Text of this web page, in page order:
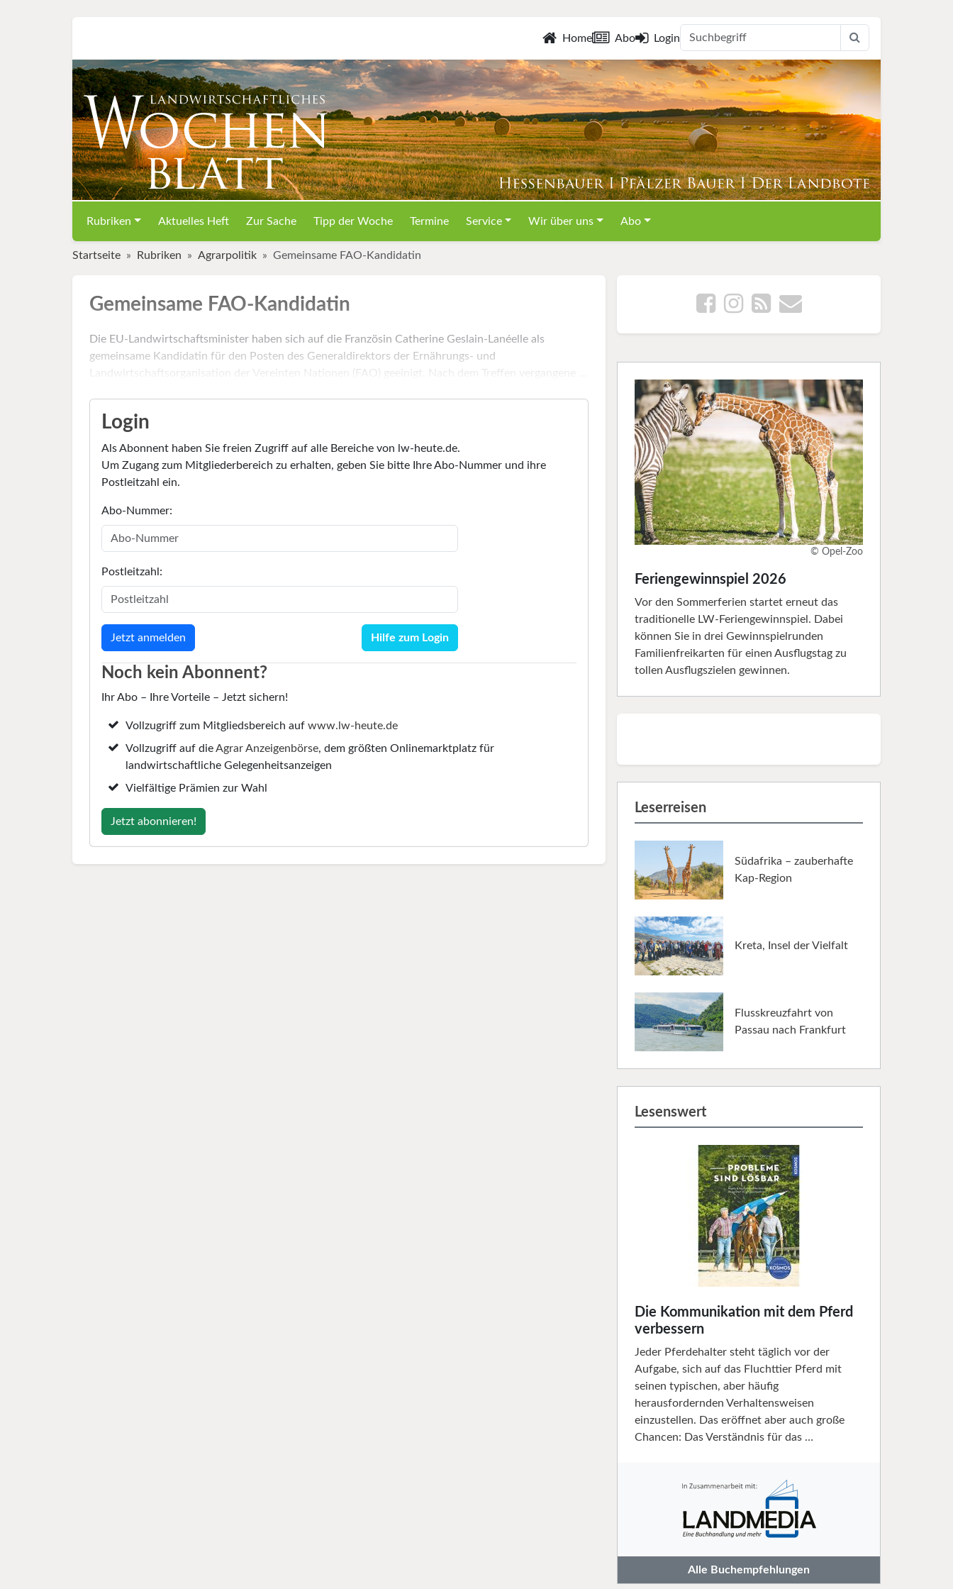
Home Abo Login
Rubriken Aktuelles Heft Zur Sache Tipp der Woche Termine Service Wir über uns Abo
Startseite Rubriken Agrarpolitik Gemeinsame FAO-Kandidatin
Gemeinsame FAO-Kandidatin
Die EU-Landwirtschaftsminister haben sich auf die Französin Catherine Geslain-Lanéelle als
gemeinsame Kandidatin für den Posten des Generaldirektors der Ernährungs- und
Landwirtschaftsorganisation der Vereinten Nationen (FAO) geeinigt. Nach dem Treffen vergangene ...
Login
Als Abonnent haben Sie freien Zugriff auf alle Bereiche von lw-heute.de.
Um Zugang zum Mitgliederbereich zu erhalten, geben Sie bitte Ihre Abo-Nummer und ihre
Postleitzahl ein.
Abo-Nummer:
Postleitzahl:
Hilfe zum Login
Noch kein Abonnent?
Ihr Abo – Ihre Vorteile – Jetzt sichern!
Vollzugriff zum Mitgliedsbereich aufwww.lw-heute.de
Vollzugriff auf dieAgrar Anzeigenbörse, dem größten Onlinemarktplatz für
landwirtschaftliche Gelegenheitsanzeigen
Vielfältige Prämien zur Wahl
Jetzt abonnieren!
© Opel-Zoo
Feriengewinnspiel 2026
Vor den Sommerferien startet erneut das
traditionelle LW-Feriengewinnspiel. Dabei
können Sie in drei Gewinnspielrunden
Familienfreikarten für einen Ausflugstag zu
tollen Ausflugszielen gewinnen.
Leserreisen
Südafrika – zauberhafte
Kap-Region
Kreta, Insel der Vielfalt
Flusskreuzfahrt von
Passau nach Frankfurt
Lesenswert
Die Kommunikation mit dem Pferd
verbessern
Jeder Pferdehalter steht täglich vor der
Aufgabe, sich auf das Fluchttier Pferd mit
seinen typischen, aber häufig
herausfordernden Verhaltensweisen
einzustellen. Das eröffnet aber auch große
Chancen: Das Verständnis für das …
Alle Buchempfehlungen